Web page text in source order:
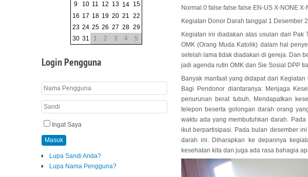
9
10 11 12 13 14 15
16 17 18 19 20 21 22
23 24 25 26 27 28 29
30 31 1 2 3 4 5
Login Pengguna
Ingat Saya
Masuk
Lupa Sandi Anda?
Lupa Nama Pengguna?
Normal 0 false false false EN-US X-NONE X-
Kegiatan Donor Darah tanggal 1 Desember
Kegiatan ini diadakan atas usulan dari
OMK (Orang Muda Katolik) dalam hal
setelah lama tidak diadakan di gereja. Dan
jadi agenda rutin OMK dan Sie Sosial DPP
Banyak manfaat yang didapat dari
Bagi Pendonor diantaranya: Menjaga
penurunan berat tubuh, Mendapatkan
telepon beserta golongan darah orang
waktu ada yang membutuhkan darah.
ikut berpartisipasi. Pada bulan desember
darah ini. Diharapkan ke depannya
kesehatan kita dan juga ada rasa bahagia